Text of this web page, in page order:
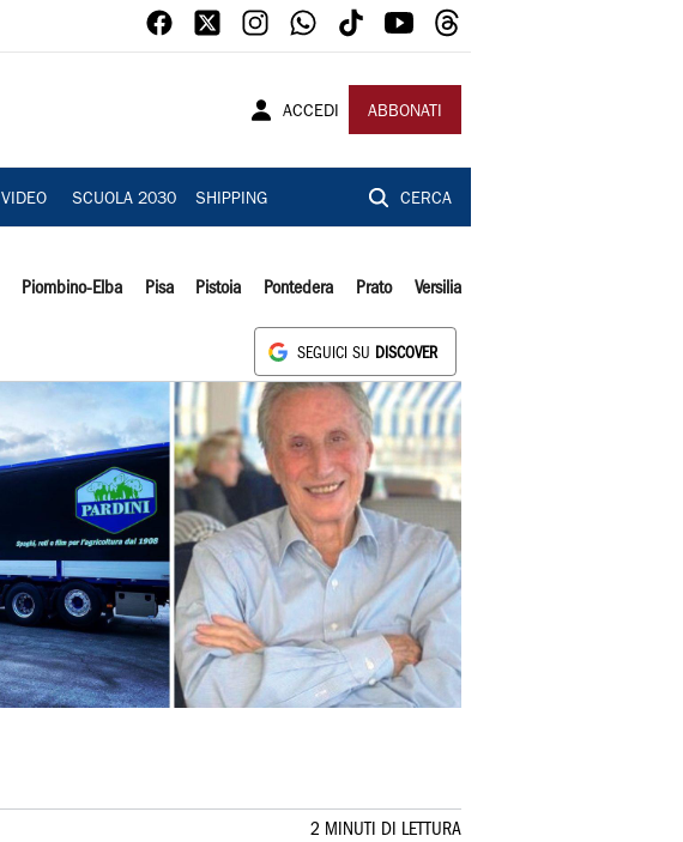
ACCEDI ABBONATI
VIDEO SCUOLA 2030 SHIPPING CERCA
Piombino-Elba Pisa Pistoia Pontedera Prato Versilia
SEGUICI SU DISCOVER
2 MINUTI DI LETTURA